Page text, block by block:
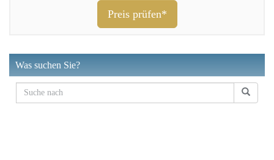
Preis prüfen*
Was suchen Sie?